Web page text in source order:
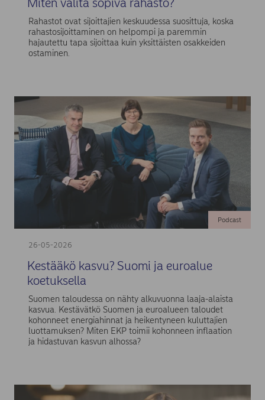
Rahastot ovat sijoittajien keskuudessa suosittuja, koska
rahastosijoittaminen on helpompi ja paremmin
hajautettu tapa sijoittaa kuin yksittäisten osakkeiden
ostaminen.
26-05-2026
Podcast
Kestääkö kasvu? Suomi ja euroalue
koetuksella
Suomen taloudessa on nähty alkuvuonna laaja-alaista
kasvua. Kestävätkö Suomen ja euroalueen taloudet
kohonneet energiahinnat ja heikentyneen kuluttajien
luottamuksen? Miten EKP toimii kohonneen inflaation
ja hidastuvan kasvun alhossa?